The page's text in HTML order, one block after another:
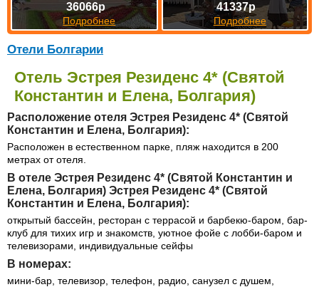
Отели Болгарии
Отель Эстрея Резиденс 4* (Святой
Константин и Елена, Болгария)
Расположение отеля Эстрея Резиденс 4* (Святой
Константин и Елена, Болгария):
Расположен в естественном парке, пляж находится в 200
метрах от отеля.
В отеле Эстрея Резиденс 4* (Святой Константин и
Елена, Болгария) Эстрея Резиденс 4* (Святой
Константин и Елена, Болгария):
открытый бассейн, ресторан с террасой и барбекю-баром, бар-
клуб для тихих игр и знакомств, уютное фойе с лобби-баром и
телевизорами, индивидуальные сейфы
В номерах:
мини-бар, телевизор, телефон, радио, санузел с душем,
36066р
Подробнее
41337р
Подробнее